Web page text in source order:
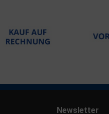
Newsletter